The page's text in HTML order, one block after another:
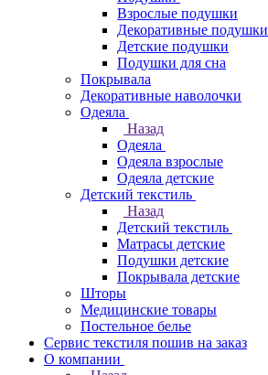
Взрослые подушки
Декоративные подушки
Детские подушки
Подушки для сна
Покрывала
Декоративные наволочки
Одеяла
Назад
Одеяла
Одеяла взрослые
Одеяла детские
Детский текстиль
Назад
Детский текстиль
Матрасы детские
Подушки детские
Покрывала детские
Шторы
Медицинские товары
Постельное белье
Сервис текстиля пошив на заказ
О компании